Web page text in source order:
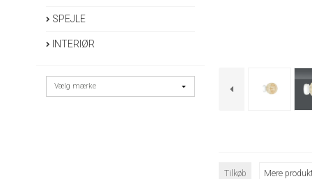
SPEJLE
INTERIØR
Tilkøb Mere